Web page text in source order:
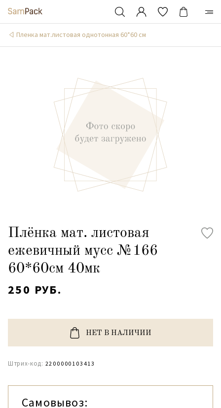
Пленка мат.листовая однотонная 60*60 см
Плёнка мат. листовая
ежевичный мусс №166
60*60см 40мк
250 РУБ.
НЕТ В НАЛИЧИИ
Штрих-код: 2200000103413
Самовывоз: